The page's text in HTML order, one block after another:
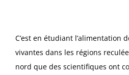
C’est en étudiant l’alimentation
vivantes dans les régions
nord que des scientifiques ont